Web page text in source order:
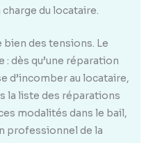
du locataire.
des tensions. Le
dès qu’une réparation
d’incomber au locataire,
la liste des réparations
modalités dans le bail,
professionnel de la